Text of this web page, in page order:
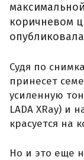
коричневом
опубликовала
Судя по
принесет
усиленную
LADA XRay) и
красуется на
Но и это еще